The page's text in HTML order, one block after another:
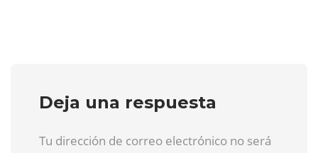
Deja una respuesta
Tu dirección de correo electrónico no será